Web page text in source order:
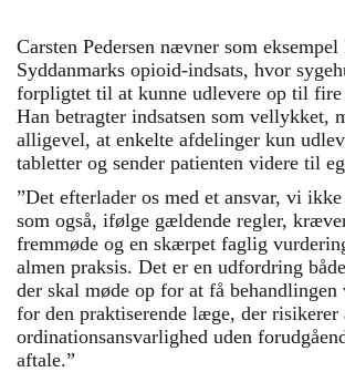
Carsten Pedersen nævner som eksempel
Syddanmarks opioid-indsats, hvor
forpligtet til at kunne udlevere op til fire
Han betragter indsatsen som vellykket,
alligevel, at enkelte afdelinger kun
tabletter og sender patienten videre til
”Det efterlader os med et ansvar, vi
som også, ifølge gældende regler,
fremmøde og en skærpet faglig
almen praksis. Det er en udfordring
der skal møde op for at få
for den praktiserende læge, der risikerer
ordinationsansvarlighed uden
aftale.”